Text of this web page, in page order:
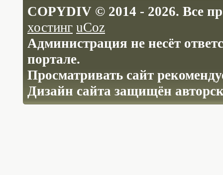
COPYDIV © 2014 - 2026. Все
хостинг uCoz
Администрация не несёт
портале.
Просматривать сайт
Дизайн сайта защищён